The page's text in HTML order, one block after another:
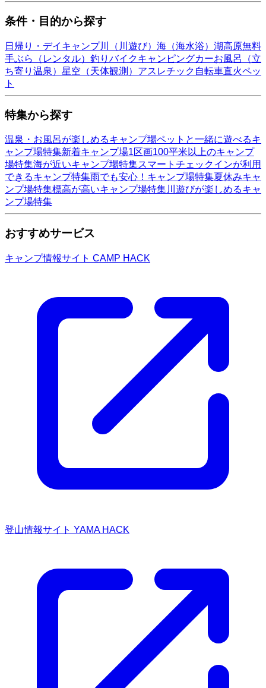
条件・目的から探す
日帰り・デイキャンプ川（川遊び） 海（海水浴） 湖高原無料
手ぶら（レンタル） 釣り バイクキャンピングカーお風呂（立
ち寄り温泉） 星空（天体観測） アスレチック 自転車直火ペッ
ト
特集から探す
温泉・お風呂が楽しめるキャンプ場ペットと一緒に遊べるキ
ャンプ場特集新着キャンプ場1区画100平米以上のキャンプ
場特集海が近いキャンプ場特集スマートチェックインが利用
できるキャンプ特集雨でも安心！キャンプ場特集夏休みキャ
ンプ場特集標高が高いキャンプ場特集川遊びが楽しめるキャ
ンプ場特集
おすすめサービス
キャンプ情報サイト CAMP HACK
登山情報サイト YAMA HACK